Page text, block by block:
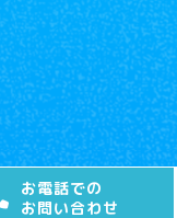
お電話での
お問い合わせ